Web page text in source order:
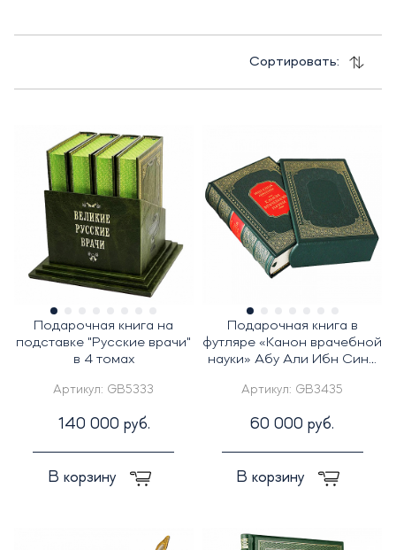
Сортировать:
Подарочная книга на
подставке "Русские врачи"
в 4 томах
Артикул: GB5333
140 000 руб.
В корзину
Подарочная книга в
футляре «Канон врачебной
науки» Абу Али Ибн Сина
Артикул: GB3435
60 000 руб.
В корзину